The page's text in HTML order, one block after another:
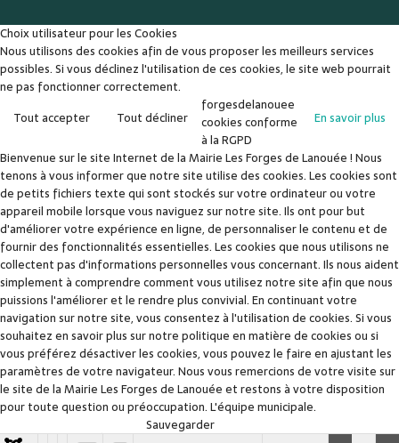
Choix utilisateur pour les Cookies
Nous utilisons des cookies afin de vous proposer les meilleurs services
possibles. Si vous déclinez l'utilisation de ces cookies, le site web pourrait
ne pas fonctionner correctement.
Tout accepter
Tout décliner En savoir plus
forgesdelanouee
cookies conforme
à la RGPD
Bienvenue sur le site Internet de la Mairie Les Forges de Lanouée ! Nous
tenons à vous informer que notre site utilise des cookies. Les cookies sont
de petits fichiers texte qui sont stockés sur votre ordinateur ou votre
appareil mobile lorsque vous naviguez sur notre site. Ils ont pour but
d'améliorer votre expérience en ligne, de personnaliser le contenu et de
fournir des fonctionnalités essentielles. Les cookies que nous utilisons ne
collectent pas d'informations personnelles vous concernant. Ils nous aident
simplement à comprendre comment vous utilisez notre site afin que nous
puissions l'améliorer et le rendre plus convivial. En continuant votre
navigation sur notre site, vous consentez à l'utilisation de cookies. Si vous
souhaitez en savoir plus sur notre politique en matière de cookies ou si
vous préférez désactiver les cookies, vous pouvez le faire en ajustant les
paramètres de votre navigateur. Nous vous remercions de votre visite sur
le site de la Mairie Les Forges de Lanouée et restons à votre disposition
pour toute question ou préoccupation. L'équipe municipale.
Accepter
Décliner
Sauvegarder